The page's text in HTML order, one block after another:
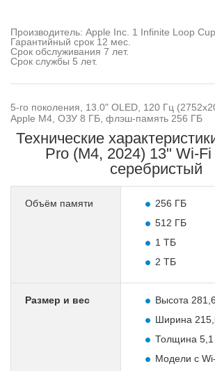
Производитель: Apple Inc. 1 Infinite Loop
Гарантийный срок 12 мес.
Срок обслуживания 7 лет.
Срок службы 5 лет.
5-го поколения, 13.0" OLED, 120 Гц
Apple M4, ОЗУ 8 ГБ, флэш-память 256 ГБ
Технические
Pro (M4, 2024) 13" Wi-
серебристый
Объём памяти
256 ГБ
512 ГБ
1 ТБ
2 ТБ
Размер и вес
Высота
Ширина
Толщина
Модели с